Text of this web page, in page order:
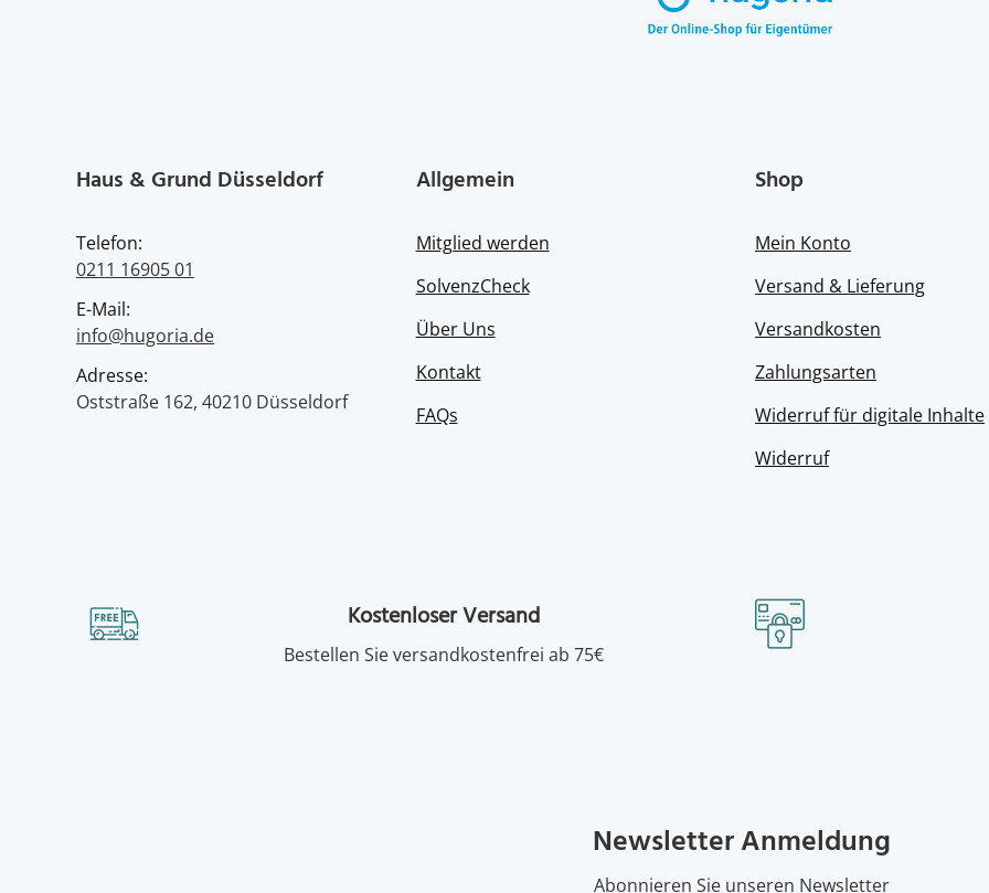
Haus & Grund Düsseldorf
Telefon:
0211 16905 01
E-Mail:
info@hugoria.de
Adresse:
Oststraße 162, 40210 Düsseldorf
Allgemein
Mitglied werden
SolvenzCheck
Über Uns
Kontakt
FAQs
Shop
Mein Konto
Versand & Lieferung
Versandkosten
Zahlungsarten
Widerruf für digitale Inhalte
Widerruf
Kostenloser Versand
Bestellen Sie versandkostenfrei ab 75€
Newsletter Anmeldung
Abonnieren Sie unseren Newsletter